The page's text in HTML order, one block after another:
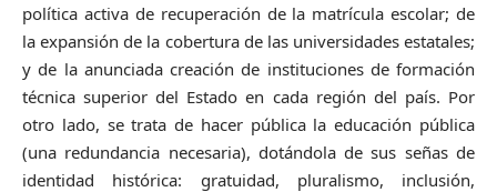
política activa de recuperación de la matrícula escolar; de
la expansión de la cobertura de las universidades estatales;
y de la anunciada creación de instituciones de formación
técnica superior del Estado en cada región del país. Por
otro lado, se trata de hacer pública la educación pública
(una redundancia necesaria), dotándola de sus señas de
identidad histórica: gratuidad, pluralismo, inclusión,